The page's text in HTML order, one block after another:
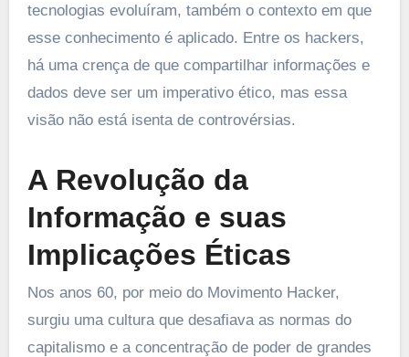
tecnologias evoluíram, também o contexto em que
esse conhecimento é aplicado. Entre os hackers,
há uma crença de que compartilhar informações e
dados deve ser um imperativo ético, mas essa
visão não está isenta de controvérsias.
A Revolução da
Informação e suas
Implicações Éticas
Nos anos 60, por meio do Movimento Hacker,
surgiu uma cultura que desafiava as normas do
capitalismo e a concentração de poder de grandes